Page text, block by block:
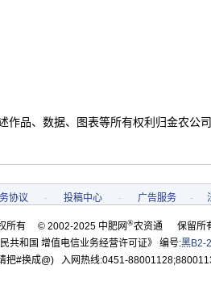
品、数据、图表等所有权利归金农公
协议 - 投稿中心 - 广告服务 -
所有 © 2002-2025 中肥网®农资通 保留所
民共和国 增值电信业务经营许可证》 编号:黑B2-
把#换成@) 入网热线:0451-